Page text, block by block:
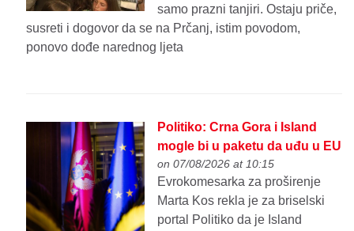
samo prazni tanjiri. Ostaju priče,
susreti i dogovor da se na Prčanj, istim povodom,
ponovo dođe narednog ljeta
Politiko: Crna Gora i Island
mogle bi u paketu da uđu u EU
on 07/08/2026 at 10:15
Evrokomesarka za proširenje
Marta Kos rekla je za briselski
portal Politiko da je Island